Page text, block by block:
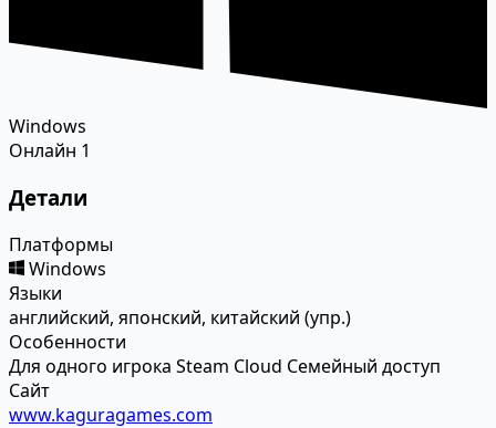
Windows
Онлайн 1
Детали
Платформы
Windows
Языки
английский, японский, китайский (упр.)
Особенности
Для одного игрока Steam Cloud Семейный доступ
Сайт
www.kaguragames.com